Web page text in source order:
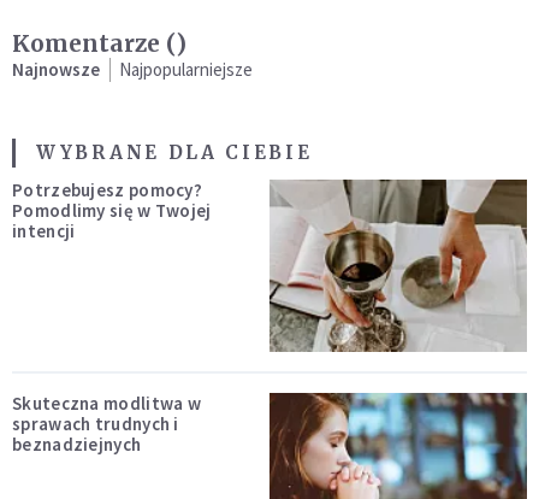
Komentarze ()
Najnowsze Najpopularniejsze
WYBRANE DLA CIEBIE
Potrzebujesz pomocy?
Pomodlimy się w Twojej
intencji
Skuteczna modlitwa w
sprawach trudnych i
beznadziejnych